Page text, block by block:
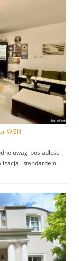
WGN
uwagi posiadłości
i standardem.